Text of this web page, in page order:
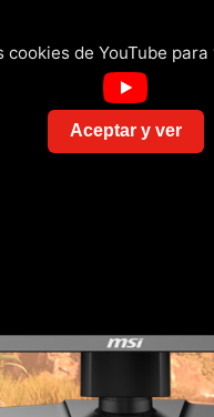
cookies de YouTube
Aceptar y ver